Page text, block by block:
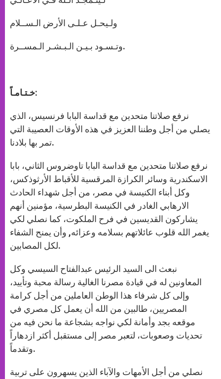
ولـيحـل عـلـى الأرض الـســلام
وتـسـود بـيـن الـبـشـر الـمســرة.
خـتـامـاً:
نرفع صلاتنا متحدين مع قداسة البابا فرنسيس، الذي
يصلي من أجل وطننا العزيز في هذه الأوقات العصيبة التي
تمر بها بلادنا.
نرفع صلاتنا متحدين مع قداسة البابا تاوضروس الثاني، بابا
الاسكندرية وسائر الكرازة المرقسية للأقباط الأرثوذكس،
وكل أبناء الكنيسة في مصر، من أجل شهداء الحادث
الارهابي الغادر في الكنيسة البطرسية، مؤمنين أنهم
يشاركون القديسين في فرح الملكوت، كما نصلي لكي
يغمر الله قلوب عائلاتهم بسلامه وعزائه, وأن يمنح الشفاء
لكل المصابين.
نبعث الى السيد الرئيس عبدالفتاح السيسي وكل
المعاونين له في قيادة مصرنا الغالية رسالة محبة وتأييد،
وإلى كل شرفاء هذا الوطن العاملين من أجل كرامة
المصريين، طالبين من الله أن يعمل كل مصري في
موقعه بجد وأمانة لكي نواجه بشجاعة ما نحن فيه من
تحديات وصعوبات، لتعبر مصر إلى مستقبل أكثر ازدهاراً
وتقدماً.
نصلي من أجل الأمهات والآباء الذين يسهرون على تربية